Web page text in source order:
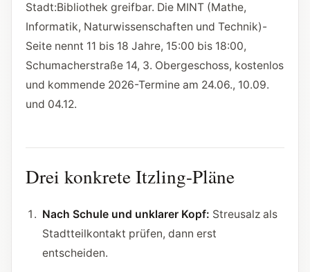
Stadt:Bibliothek greifbar. Die MINT (Mathe,
Informatik, Naturwissenschaften und Technik)-
Seite nennt 11 bis 18 Jahre, 15:00 bis 18:00,
Schumacherstraße 14, 3. Obergeschoss, kostenlos
und kommende 2026-Termine am 24.06., 10.09.
und 04.12.
Drei konkrete Itzling-Pläne
Nach Schule und unklarer Kopf: Streusalz als
Stadtteilkontakt prüfen, dann erst
entscheiden.